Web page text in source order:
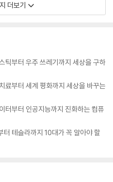
더보기
틱부터 우주 쓰레기까지 세상을 구하
료부터 세계 평화까지 세상을 바꾸는
터부터 인공지능까지 진화하는 컴퓨
테슬라까지 10대가 꼭 알아야 할